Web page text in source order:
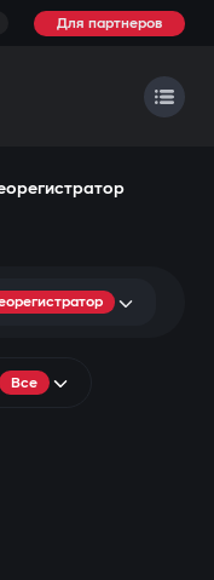
Для партнеров
Все